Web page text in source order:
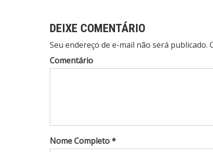
DEIXE COMENTÁRIO
Seu endereço de e-mail não será publicado.
Comentário
Nome Completo *